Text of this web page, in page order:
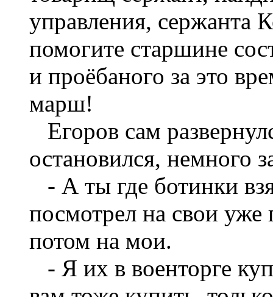
управления, сержанта
помогите старшине
и проёбаного за это
марш!
Егоров сам
остановился, немного
- А ты где ботинки
посмотрел на свои
потом на мои.
- Я их в военторге